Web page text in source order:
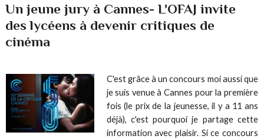
Un jeune jury à Cannes- L'OFAJ invite
des lycéens à devenir critiques de
cinéma
C'est grâce à un concours moi aussi que
je suis venue à Cannes pour la première
fois (le prix de la jeunesse, il y a 11 ans
déjà), c'est pourquoi je partage cette
information avec plaisir. Si ce concours